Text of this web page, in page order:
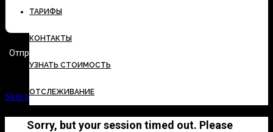
ТАРИФЫ
КОНТАКТЫ
УЗНАТЬ СТОИМОСТЬ
ОТСЛЕЖИВАНИЕ
Skip to Content
Sorry, but your session timed out. Please